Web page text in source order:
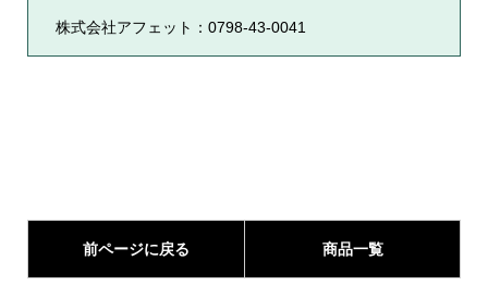
株式会社アフェット：0798-43-0041
前ページに戻る 商品一覧